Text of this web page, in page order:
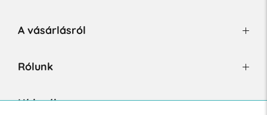
A vásárlásról
Rólunk
Hírlevél